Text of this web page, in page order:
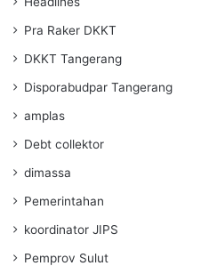
Pra Raker DKKT
DKKT Tangerang
Disporabudpar Tangerang
amplas
Debt collektor
dimassa
Pemerintahan
koordinator JIPS
Pemprov Sulut